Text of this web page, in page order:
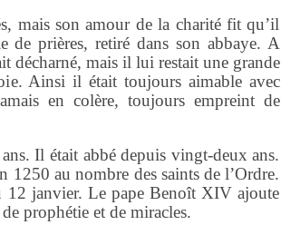
mais son amour de la charité fit qu’il
de prières, retiré dans son abbaye. A
décharné, mais il lui restait une grande
Ainsi il était toujours aimable avec
en colère, toujours empreint de
Il était abbé depuis vingt-deux ans.
1250 au nombre des saints de l’Ordre.
12 janvier. Le pape Benoît XIV ajoute
prophétie et de miracles.